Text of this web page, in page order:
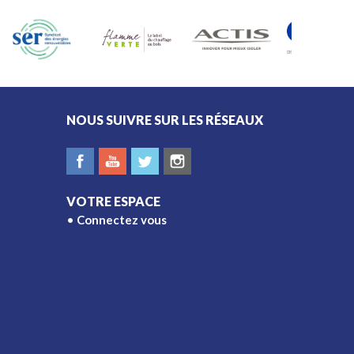
votre domicile.
NOUS SUIVRE SUR LES RÉSEAUX
VOTRE ESPACE
Connectez vous